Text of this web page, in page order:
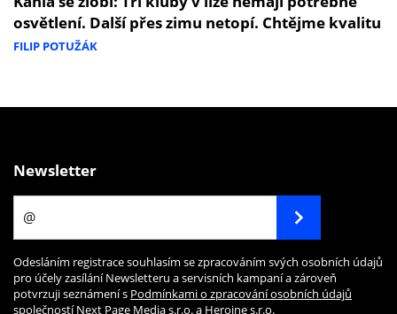
osvětlení. Další přes zimu netopí. Chtějme kvalitu
FILIP POTUŽÁK
Newsletter
Odesláním registrace souhlasím se zpracováním svých osobních údajů
pro účely zasílání Newsletteru a servisních kampaní a zároveň
potvrzuji seznámení s Podmínkami o zpracování osobních údajů
společností Next Page Media s.r.o. a Heroine s.r.o.